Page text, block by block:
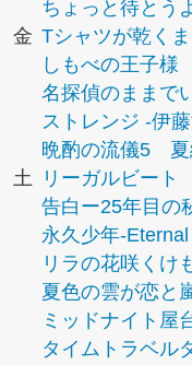
ちょっと待とう
金 Tシャツが乾く
しもべの王子様
名探偵のままで
ストレンジ -伊
晩酌の流儀5 夏
土
リーガルビート
告白ー25年目の
永久少年-
リラの花咲くけ
夏色の雲が恋と
ミッドナイト屋
タイムトラベル